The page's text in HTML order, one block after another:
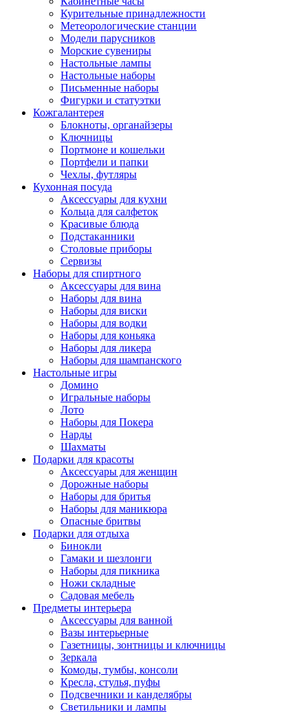
Курительные принадлежности
Метеорологические станции
Модели парусников
Морские сувениры
Настольные лампы
Настольные наборы
Письменные наборы
Фигурки и статуэтки
Кожгалантерея
Блокноты, органайзеры
Ключницы
Портмоне и кошельки
Портфели и папки
Чехлы, футляры
Кухонная посуда
Аксессуары для кухни
Кольца для салфеток
Красивые блюда
Подстаканники
Столовые приборы
Cервизы
Наборы для спиртного
Аксессуары для вина
Наборы для вина
Наборы для виски
Наборы для водки
Наборы для коньяка
Наборы для ликера
Наборы для шампанского
Настольные игры
Домино
Игральные наборы
Лото
Наборы для Покера
Нарды
Шахматы
Подарки для красоты
Аксессуары для женщин
Дорожные наборы
Наборы для бритья
Наборы для маникюра
Опасные бритвы
Подарки для отдыха
Бинокли
Гамаки и шезлонги
Наборы для пикника
Ножи складные
Садовая мебель
Предметы интерьера
Аксессуары для ванной
Вазы интерьерные
Газетницы, зонтницы и ключницы
Зеркала
Комоды, тумбы, консоли
Кресла, стулья, пуфы
Подсвечники и канделябры
Светильники и лампы